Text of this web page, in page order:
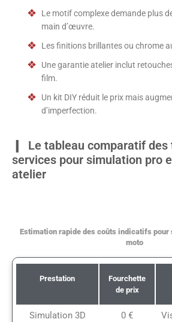
Le motif complexe demande plus
main d’œuvre.
Les finitions brillantes ou chrome
Une garantie atelier inclut
film.
Un kit DIY réduit le prix mais
d’imperfection.
Le tableau comparatif
services pour simulation pro
atelier
Estimation rapide des coûts indicatifs
moto
Prestation
Fourchette
de prix
Simulation 3D
0 €